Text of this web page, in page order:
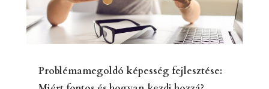
Problémamegoldó képesség fejlesztése: